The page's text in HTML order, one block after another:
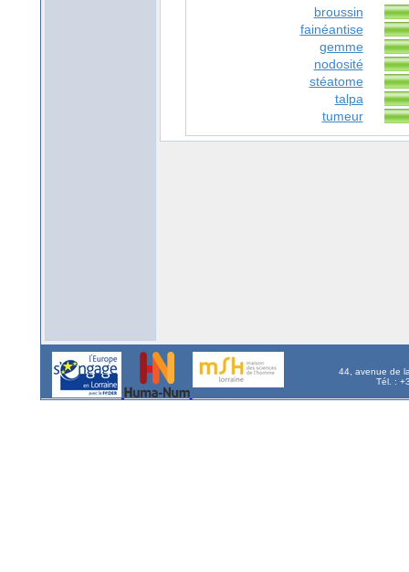
broussin
fainéantise
gemme
nodosité
stéatome
talpa
tumeur
44, avenue de
Tél. :